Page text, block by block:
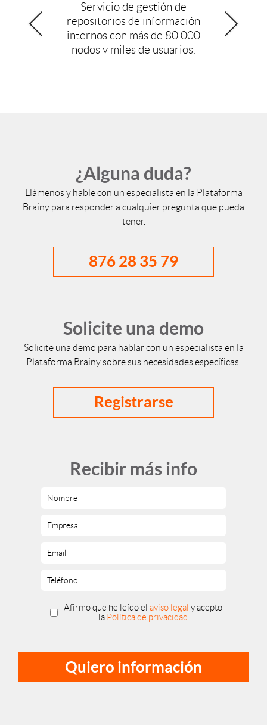
Servicio de gestión de
repositorios de información
internos con más de 80.000
nodos y miles de usuarios.
¿Alguna duda?
Llámenos y hable con un especialista en la Plataforma
Brainy para responder a cualquier pregunta que pueda
tener.
876 28 35 79
Solicite una demo
Solicite una demo para hablar con un especialista en la
Plataforma Brainy sobre sus necesidades específicas.
Registrarse
Recibir más info
Afirmo que he leído elaviso legal y acepto
la Política de privacidad